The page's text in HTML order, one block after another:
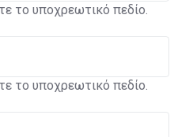
το υποχρεωτικό πεδίο.
το υποχρεωτικό πεδίο.